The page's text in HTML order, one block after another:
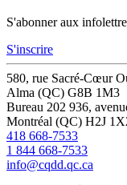
S'abonner aux
S'inscrire
580, rue Sacré-Cœur
Alma (QC) G8B 1M3
Bureau 202 936,
Montréal (QC) H2J
418 668-7533
1 844 668-7533
info@cqdd.qc.ca